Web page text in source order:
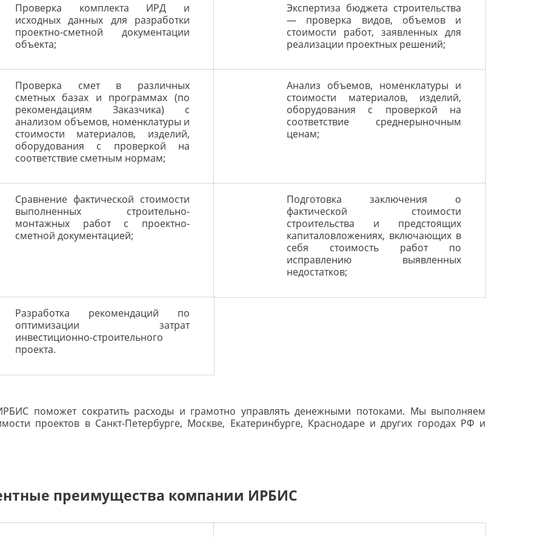
Проверка комплекта ИРД и
исходных данных для разработки
проектно-сметной документации
объекта;
Экспертиза бюджета строительства
— проверка видов, объемов и
стоимости работ, заявленных для
реализации проектных решений;
Проверка смет в различных
сметных базах и программах (по
рекомендациям Заказчика) с
анализом объемов, номенклатуры и
стоимости материалов, изделий,
оборудования с проверкой на
соответствие сметным нормам;
Анализ объемов, номенклатуры и
стоимости материалов, изделий,
оборудования с проверкой на
соответствие среднерыночным
ценам;
Сравнение фактической стоимости
выполненных строительно-
монтажных работ с проектно-
сметной документацией;
Подготовка заключения о
фактической стоимости
строительства и предстоящих
капиталовложениях, включающих в
себя стоимость работ по
исправлению выявленных
недостатков;
Разработка рекомендаций по
оптимизации затрат
инвестиционно-строительного
проекта.
поможет сократить расходы и грамотно управлять денежными потоками. Мы выполняем
проектов в Санкт-Петербурге, Москве, Екатеринбурге, Краснодаре и других городах РФ и
преимущества компании ИРБИС